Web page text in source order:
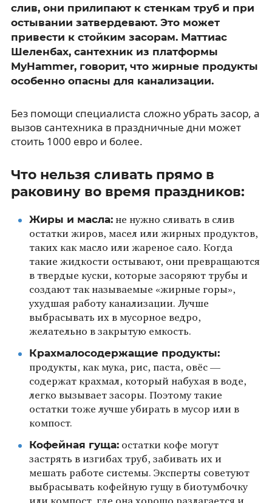
слив, они прилипают к стенкам труб и при
остывании затвердевают. Это может
привести к стойким засорам. Маттиас
Шеленбах, сантехник из платформы
MyHammer, говорит, что жирные продукты
особенно опасны для канализации.
Без помощи специалиста сложно убрать засор, а
вызов сантехника в праздничные дни может
стоить 1000 евро и более.
Что нельзя сливать прямо в
раковину во время праздников:
Жиры и масла:не нужно сливать в слив
остатки жиров, масел или жирных продуктов,
таких как масло или жареное сало. Когда
такие жидкости остывают, они превращаются
в твердые куски, которые засоряют трубы и
создают так называемые «жирные горы»,
ухудшая работу канализации. Лучше
выбрасывать их в мусорное ведро,
желательно в закрытую емкость.
Крахмалосодержащие продукты:
продукты, как мука, рис, паста, овёс —
содержат крахмал, который набухая в воде,
легко вызывает засоры. Поэтому такие
остатки тоже лучше убирать в мусор или в
компост.
Кофейная гуща:остатки кофе могут
застрять в изгибах труб, забивать их и
мешать работе системы. Эксперты советуют
выбрасывать кофейную гущу в биотумбочку